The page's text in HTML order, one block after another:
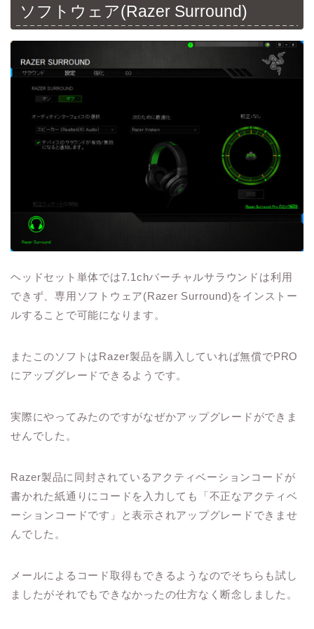
ソフトウェア(Razer Surround)
ヘッドセット単体では7.1chバーチャルサラウンドは利用
できず、専用ソフトウェア(Razer Surround)をインストー
ルすることで可能になります。
またこのソフトはRazer製品を購入していれば無償でPRO
にアップグレードできるようです。
実際にやってみたのですがなぜかアップグレードができま
せんでした。
Razer製品に同封されているアクティベーションコードが
書かれた紙通りにコードを入力しても「不正なアクティベ
ーションコードです」と表示されアップグレードできませ
んでした。
メールによるコード取得もできるようなのでそちらも試し
ましたがそれでもできなかったの仕方なく断念しました。